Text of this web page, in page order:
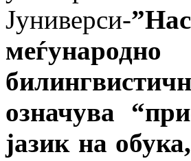
Јуниверси-
означува
јазик на